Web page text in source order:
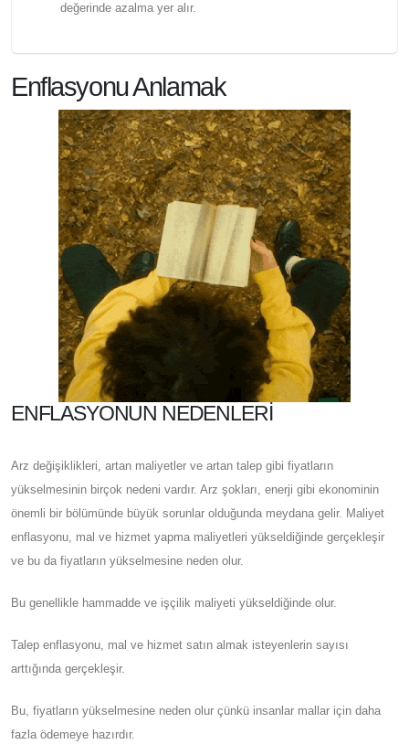
değerinde azalma yer alır.
Enflasyonu Anlamak
ENFLASYONUN NEDENLERI
Arz değişiklikleri, artan maliyetler ve artan talep gibi fiyatların
yükselmesinin birçok nedeni vardır. Arz şokları, enerji gibi ekonominin
önemli bir bölümünde büyük sorunlar olduğunda meydana gelir. Maliyet
enflasyonu, mal ve hizmet yapma maliyetleri yükseldiğinde gerçekleşir
ve bu da fiyatların yükselmesine neden olur.
Bu genellikle hammadde ve işçilik maliyeti yükseldiğinde olur.
Talep enflasyonu, mal ve hizmet satın almak isteyenlerin sayısı
arttığında gerçekleşir.
Bu, fiyatların yükselmesine neden olur çünkü insanlar mallar için daha
fazla ödemeye hazırdır.